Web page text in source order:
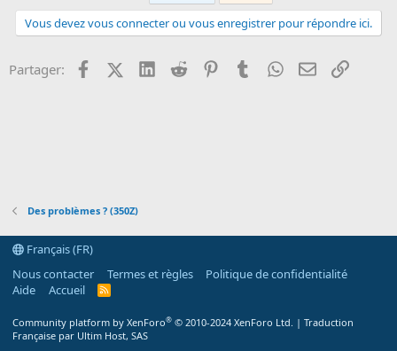
Vous devez vous connecter ou vous enregistrer pour répondre ici.
Partager: FacebookX (Twitter)
LinkedInReddit PinterestTumblrWhatsApp
EmailLien
Des problèmes ? (350Z)
Français (FR)
Nous contacter
Termes et règles
Politique de confidentialité
Aide
Accueil
R
Community platform by XenForo® © 2010-2024 XenForo Ltd. | Traduction
Française par Ultim Host, SAS